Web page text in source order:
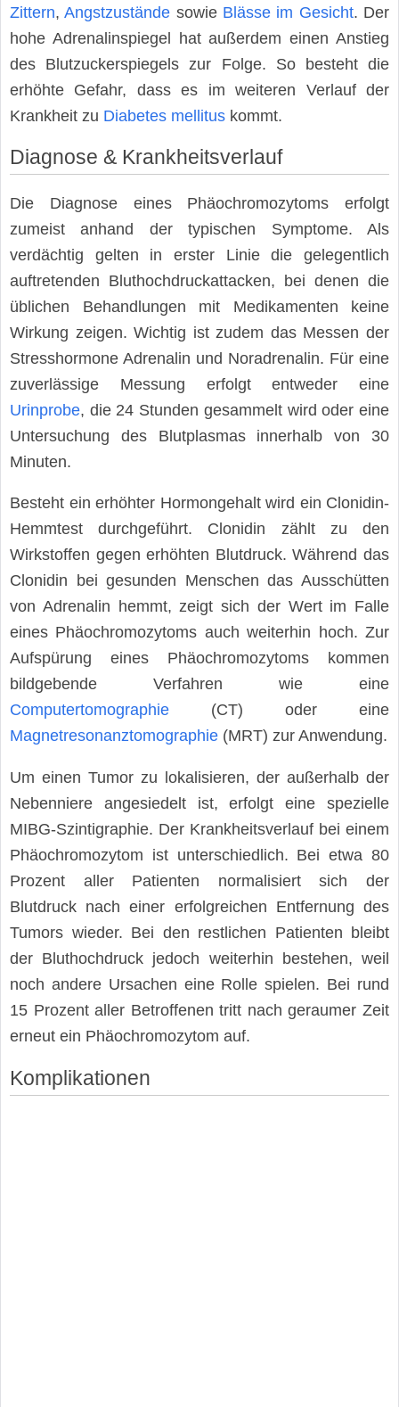
Zittern,Angstzustände sowie Blässe im Gesicht. Der
hohe Adrenalinspiegel hat außerdem einen Anstieg
des Blutzuckerspiegels zur Folge. So besteht die
erhöhte Gefahr, dass es im weiteren Verlauf der
Krankheit zu Diabetes mellitus kommt.
Diagnose & Krankheitsverlauf
Die Diagnose eines Phäochromozytoms erfolgt
zumeist anhand der typischen Symptome. Als
verdächtig gelten in erster Linie die gelegentlich
auftretenden Bluthochdruckattacken, bei denen die
üblichen Behandlungen mit Medikamenten keine
Wirkung zeigen. Wichtig ist zudem das Messen der
Stresshormone Adrenalin und Noradrenalin. Für eine
zuverlässige Messung erfolgt entweder eine
Urinprobe, die 24 Stunden gesammelt wird oder eine
Untersuchung des Blutplasmas innerhalb von 30
Minuten.
Besteht ein erhöhter Hormongehalt wird ein Clonidin-
Hemmtest durchgeführt. Clonidin zählt zu den
Wirkstoffen gegen erhöhten Blutdruck. Während das
Clonidin bei gesunden Menschen das Ausschütten
von Adrenalin hemmt, zeigt sich der Wert im Falle
eines Phäochromozytoms auch weiterhin hoch. Zur
Aufspürung eines Phäochromozytoms kommen
bildgebende Verfahren wie eine
Computertomographie (CT) oder eine
Magnetresonanztomographie (MRT) zur Anwendung.
Um einen Tumor zu lokalisieren, der außerhalb der
Nebenniere angesiedelt ist, erfolgt eine spezielle
MIBG-Szintigraphie. Der Krankheitsverlauf bei einem
Phäochromozytom ist unterschiedlich. Bei etwa 80
Prozent aller Patienten normalisiert sich der
Blutdruck nach einer erfolgreichen Entfernung des
Tumors wieder. Bei den restlichen Patienten bleibt
der Bluthochdruck jedoch weiterhin bestehen, weil
noch andere Ursachen eine Rolle spielen. Bei rund
15 Prozent aller Betroffenen tritt nach geraumer Zeit
erneut ein Phäochromozytom auf.
Komplikationen